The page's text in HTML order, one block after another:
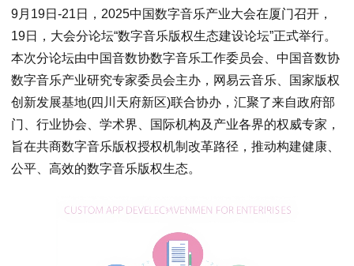
9月19日-21日，2025中国数字音乐产业大会在厦门召开，
19日，大会分论坛“数字音乐版权生态建设论坛”正式举行。
本次分论坛由中国音数协数字音乐工作委员会、中国音数协
数字音乐产业研究专家委员会主办，网易云音乐、国家版权
创新发展基地(四川天府新区)联合协办，汇聚了来自政府部
门、行业协会、学术界、国际机构及产业各界的权威专家，
旨在共商数字音乐版权授权机制改革路径，推动构建健康、
公平、高效的数字音乐版权生态。